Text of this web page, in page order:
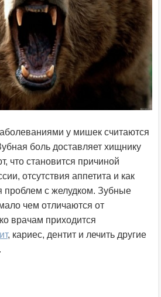
у мишек считаются
боль доставляет хищнику
что становится причиной
отсутствия аппетита и как
проблем с желудком. Зубные
чем отличаются от
врачам приходится
, кариес, дентит и лечить другие